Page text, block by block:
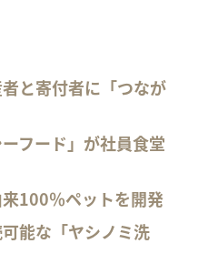
と寄付者に「つなが
フード」が社員食堂
100％ペットを開発
能な「ヤシノミ洗